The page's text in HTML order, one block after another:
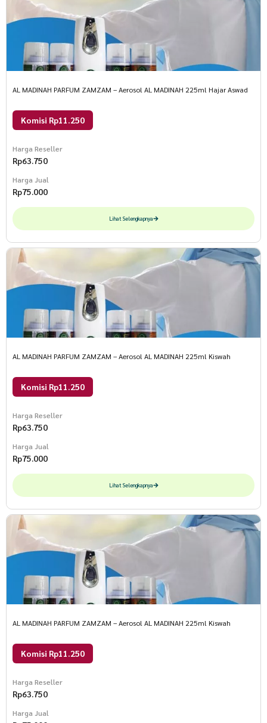
AL MADINAH PARFUM ZAMZAM – Aerosol AL MADINAH 225ml Hajar Aswad
Komisi Rp11.250
Harga Reseller
Rp63.750
Harga Jual
Rp75.000
Lihat Selengkapnya
AL MADINAH PARFUM ZAMZAM – Aerosol AL MADINAH 225ml Kiswah
Komisi Rp11.250
Harga Reseller
Rp63.750
Harga Jual
Rp75.000
Lihat Selengkapnya
AL MADINAH PARFUM ZAMZAM – Aerosol AL MADINAH 225ml Kiswah
Komisi Rp11.250
Harga Reseller
Rp63.750
Harga Jual